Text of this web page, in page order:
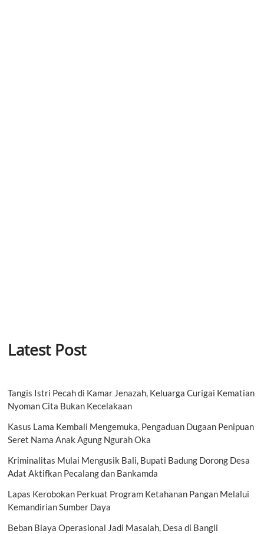
Latest Post
Tangis Istri Pecah di Kamar Jenazah, Keluarga Curigai Kematian
Nyoman Cita Bukan Kecelakaan
Kasus Lama Kembali Mengemuka, Pengaduan Dugaan Penipuan
Seret Nama Anak Agung Ngurah Oka
Kriminalitas Mulai Mengusik Bali, Bupati Badung Dorong Desa
Adat Aktifkan Pecalang dan Bankamda
Lapas Kerobokan Perkuat Program Ketahanan Pangan Melalui
Kemandirian Sumber Daya
Beban Biaya Operasional Jadi Masalah, Desa di Bangli